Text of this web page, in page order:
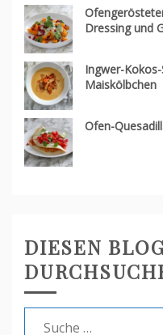
Dressing und
Ingwer-
Maiskölbchen
Ofen-
DIESEN
Suche